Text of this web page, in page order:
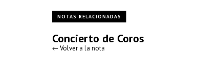
NOTAS RELACIONADAS
Concierto de Coros
← Volver a la nota